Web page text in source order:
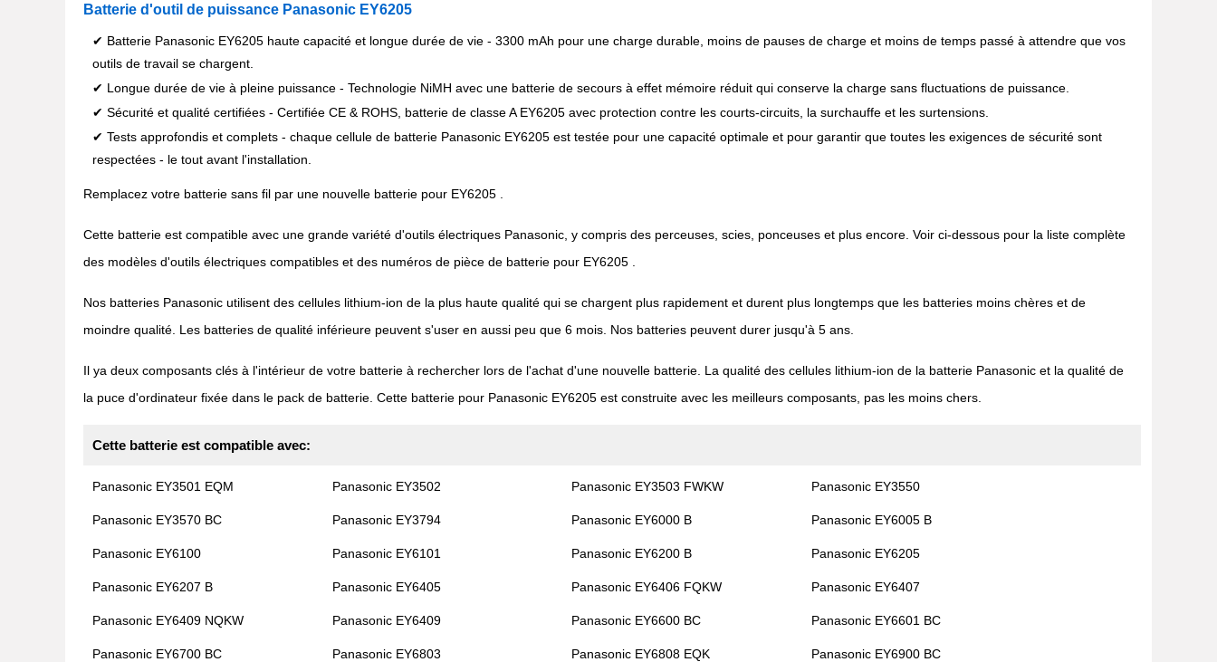
Batterie d'outil de puissance Panasonic EY6205
✔ Batterie Panasonic EY6205 haute capacité et longue durée de vie - 3300 mAh pour une charge durable, moins de pauses de charge et moins de temps passé à attendre que vos
outils de travail se chargent.
✔ Longue durée de vie à pleine puissance - Technologie NiMH avec une batterie de secours à effet mémoire réduit qui conserve la charge sans fluctuations de puissance.
✔ Sécurité et qualité certifiées - Certifiée CE & ROHS, batterie de classe A EY6205 avec protection contre les courts-circuits, la surchauffe et les surtensions.
✔ Tests approfondis et complets - chaque cellule de batterie Panasonic EY6205 est testée pour une capacité optimale et pour garantir que toutes les exigences de sécurité sont
respectées - le tout avant l'installation.
Remplacez votre batterie sans fil par une nouvelle batterie pour EY6205 .
Cette batterie est compatible avec une grande variété d'outils électriques Panasonic, y compris des perceuses, scies, ponceuses et plus encore. Voir ci-dessous pour la liste complète
des modèles d'outils électriques compatibles et des numéros de pièce de batterie pour EY6205 .
Nos batteries Panasonic utilisent des cellules lithium-ion de la plus haute qualité qui se chargent plus rapidement et durent plus longtemps que les batteries moins chères et de
moindre qualité. Les batteries de qualité inférieure peuvent s'user en aussi peu que 6 mois. Nos batteries peuvent durer jusqu'à 5 ans.
Il ya deux composants clés à l'intérieur de votre batterie à rechercher lors de l'achat d'une nouvelle batterie. La qualité des cellules lithium-ion de la batterie Panasonic et la qualité de
la puce d'ordinateur fixée dans le pack de batterie. Cette batterie pour Panasonic EY6205 est construite avec les meilleurs composants, pas les moins chers.
Cette batterie est compatible avec:
Panasonic EY3501 EQM Panasonic EY3502 Panasonic EY3503 FWKW Panasonic EY3550
Panasonic EY3570 BC Panasonic EY3794 Panasonic EY6000 B Panasonic EY6005 B
Panasonic EY6100 Panasonic EY6101 Panasonic EY6200 B Panasonic EY6205
Panasonic EY6207 B Panasonic EY6405 Panasonic EY6406 FQKW Panasonic EY6407
Panasonic EY6409 NQKW Panasonic EY6409 Panasonic EY6600 BC Panasonic EY6601 BC
Panasonic EY6700 BC Panasonic EY6803 Panasonic EY6808 EQK Panasonic EY6900 BC